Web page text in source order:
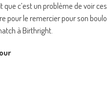
que c’est un problème de voir
pour le remercier pour son
à Birthright.